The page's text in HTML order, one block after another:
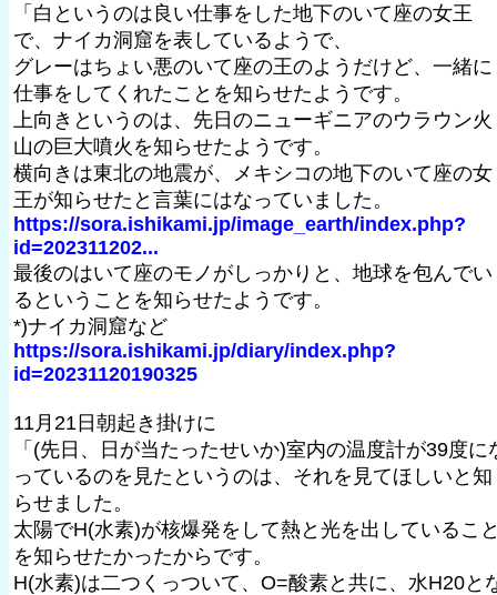
「白というのは良い仕事をした地下のいて座の女王
で、ナイカ洞窟を表しているようで、
グレーはちょい悪のいて座の王のようだけど、一緒に
仕事をしてくれたことを知らせたようです。
上向きというのは、先日のニューギニアのウラウン火
山の巨大噴火を知らせたようです。
横向きは東北の地震が、メキシコの地下のいて座の女
王が知らせたと言葉にはなっていました。
https://sora.ishikami.jp/image_earth/index.php?
id=202311202...
最後のはいて座のモノがしっかりと、地球を包んでい
るということを知らせたようです。
*)ナイカ洞窟など
https://sora.ishikami.jp/diary/index.php?
id=20231120190325
11月21日朝起き掛けに
「(先日、日が当たったせいか)室内の温度計が39度に
っているのを見たというのは、それを見てほしいと知
らせました。
太陽でH(水素)が核爆発をして熱と光を出しているこ
を知らせたかったからです。
H(水素)は二つくっついて、O=酸素と共に、水H20と